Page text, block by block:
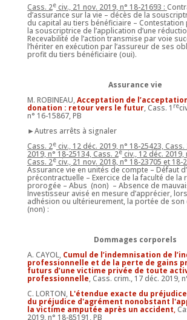
Cass. 2eciv., 21 nov. 2019, n° 18-21693 :
d’assurance sur la vie – décès de la
du capital au tiers bénéficiaire – Contestation
la souscriptrice de l’application d’une
Recevabilité de l’action transmise par voie
l’hériter en exécution par l’assureur de ses
profit du tiers bénéficiaire (oui).
Assurance vie
M. ROBINEAU,Acceptation de
donation : retour vers le futur, Cass. 1 re
n° 16-15867, PB
►Autres arrêts à signaler
Cass. 2eciv., 12 déc. 2019, n° 18-25423, Cass.
2019, n° 18-25134, Cass. 2eciv., 12 déc. 2019,
Cass. 2eciv., 21 nov. 2018, n° 18-23705 et 18-
Assurance vie en unités de compte – Défaut
précontractuelle – Exercice de la faculté de la
prorogée – Abus (non) – Absence de
Investisseur avisé en mesure d’apprécier,
adhésion ou ultérieurement, la portée de
(non) :
Dommages corporels
A. CAYOL, Cumul de l’indemnisation de
professionnelle et de la perte de gains
futurs d’une victime privée de toute
professionnelle, Cass. crim., 17 déc. 2019,
C. LORTON, L'étendue exacte du
du préjudice d'agrément nonobstant
la victime amputée après un accident,
2019, n° 18-85191, PB